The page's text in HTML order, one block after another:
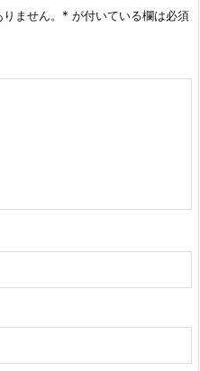
ません。 * が付いている欄は必須